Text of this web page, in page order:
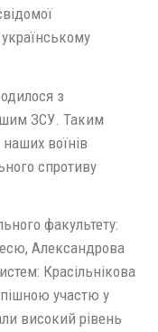
з
ЗСУ. Таким
воїнів
спротиву
факультету:
Александрова
Красільнікова
участю у
високий рівень